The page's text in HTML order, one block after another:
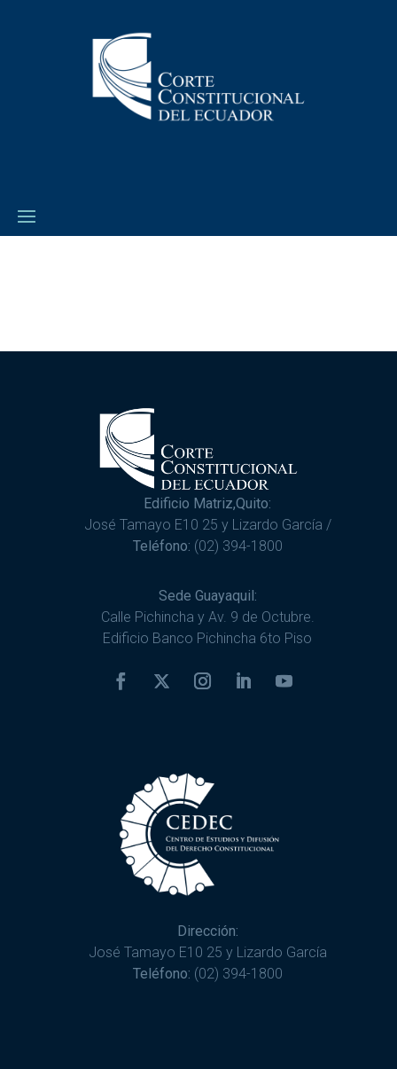
Edificio Matriz,Quito:
José Tamayo E10 25 y Lizardo García /
Teléfono: (02) 394-1800
Sede Guayaquil:
Calle Pichincha y Av. 9 de Octubre.
Edificio Banco Pichincha 6to Piso
Dirección:
José Tamayo E10 25 y Lizardo García
Teléfono: (02) 394-1800